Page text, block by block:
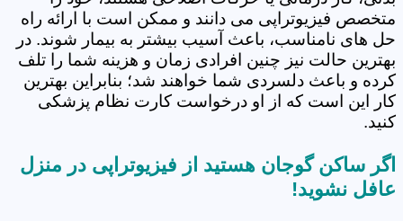
متخصص فیزیوتراپی می دانند و ممکن است با ارائه راه
حل های نامناسب، باعث آسیب بیشتر به بیمار شوند. در
بهترین حالت نیز چنین افرادی زمان و هزینه شما را تلف
کرده و باعث دلسردی شما خواهند شد؛ بنابراین بهترین
کار این است که از او درخواست کارت نظام پزشکی
کنید.
اگر ساکن گوجان هستید از فیزیوتراپی در منزل
عافل نشوید!